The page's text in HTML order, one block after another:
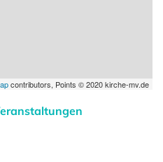
contributors, Points © 2020 kirche-mv.de